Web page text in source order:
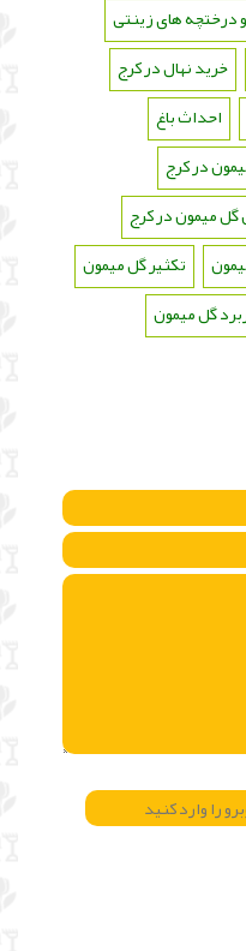
درختچه های زینتی
خرید نهال در کرج
احداث باغ
در کرج
میمون در کرج
تکثیر گل میمون
گل میمون